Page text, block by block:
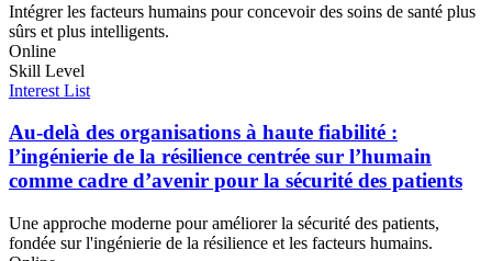
Intégrer les facteurs humains pour concevoir des soins de santé plus
sûrs et plus intelligents.
Online
Skill Level
Interest List
Au-delà des organisations à haute fiabilité :
l’ingénierie de la résilience centrée sur l’humain
comme cadre d’avenir pour la sécurité des patients
Une approche moderne pour améliorer la sécurité des patients,
fondée sur l'ingénierie de la résilience et les facteurs humains.